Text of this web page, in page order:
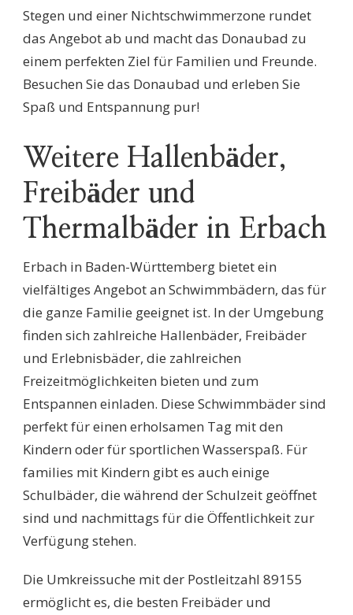
Stegen und einer Nichtschwimmerzone rundet
das Angebot ab und macht das Donaubad zu
einem perfekten Ziel für Familien und Freunde.
Besuchen Sie das Donaubad und erleben Sie
Spaß und Entspannung pur!
Weitere Hallenbäder,
Freibäder und
Thermalbäder in Erbach
Erbach in Baden-Württemberg bietet ein
vielfältiges Angebot an Schwimmbädern, das für
die ganze Familie geeignet ist. In der Umgebung
finden sich zahlreiche Hallenbäder, Freibäder
und Erlebnisbäder, die zahlreichen
Freizeitmöglichkeiten bieten und zum
Entspannen einladen. Diese Schwimmbäder sind
perfekt für einen erholsamen Tag mit den
Kindern oder für sportlichen Wasserspaß. Für
families mit Kindern gibt es auch einige
Schulbäder, die während der Schulzeit geöffnet
sind und nachmittags für die Öffentlichkeit zur
Verfügung stehen.
Die Umkreissuche mit der Postleitzahl 89155
ermöglicht es, die besten Freibäder und